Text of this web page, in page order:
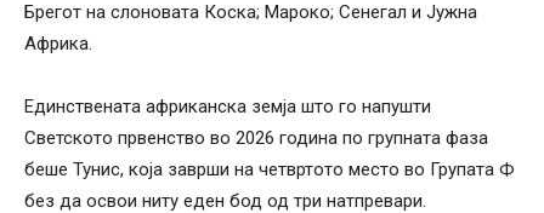
Брегот на слоновата Коска; Мароко; Сенегал и Јужна
Африка.
Единствената африканска земја што го напушти
Светското првенство во 2026 година по групната фаза
беше Тунис, која заврши на четвртото место во Групата Ф
без да освои ниту еден бод од три натпревари.